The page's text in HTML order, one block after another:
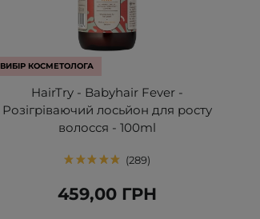
ВИБІР КОСМЕТОЛОГА
HairTry - Babyhair Fever -
Розігріваючий лосьйон для росту
волосся - 100ml
289
459,00 ГРН